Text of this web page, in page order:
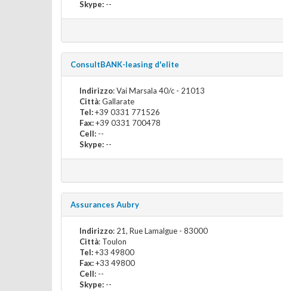
Skype: --
ConsultBANK-leasing d'elite
Indirizzo: Vai Marsala 40/c - 21013
Città: Gallarate
Tel:+39 0331 771526
Fax:+39 0331 700478
Cell: --
Skype: --
Assurances Aubry
Indirizzo: 21, Rue Lamalgue - 83000
Città: Toulon
Tel:+33 49800
Fax:+33 49800
Cell: --
Skype: --